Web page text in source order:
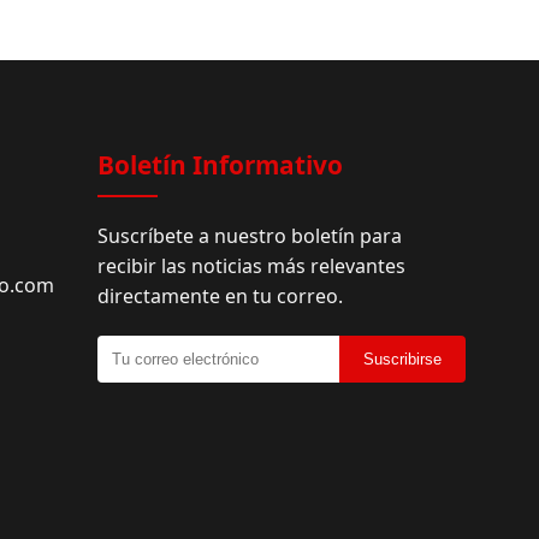
Boletín Informativo
Suscríbete a nuestro boletín para
recibir las noticias más relevantes
directamente en tu correo.
Suscribirse